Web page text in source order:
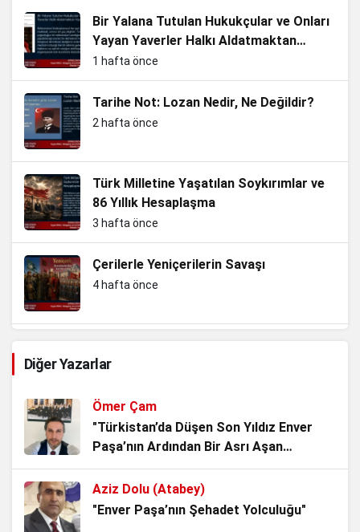
Bir Yalana Tutulan Hukukçular ve Onları
Yayan Yaverler Halkı Aldatmaktan
Vazgeçin
1 hafta önce
Tarihe Not: Lozan Nedir, Ne Değildir?
2 hafta önce
Türk Milletine Yaşatılan Soykırımlar ve
86 Yıllık Hesaplaşma
3 hafta önce
Çerilerle Yeniçerilerin Savaşı
4 hafta önce
mücadele…Yersen
TBMM’nin Yok Hükmü
1 ay önce
AKP’li Başkan Tek Bir Demeci ile 6
Diğer Yazarlar
Ömer Çam
"Türkistan’da Düşen Son Yıldız Enver
Paşa’nın Ardından Bir Asrı Aşan
Sessizlik"
Aziz Dolu (Atabey)
"Enver Paşa’nın Şehadet Yolculuğu"